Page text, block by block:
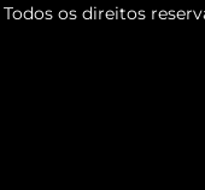
Todos os direitos